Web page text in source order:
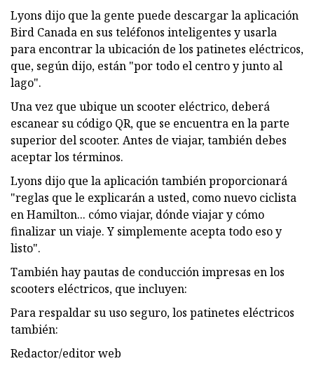
Lyons dijo que la gente puede descargar la aplicación
Bird Canada en sus teléfonos inteligentes y usarla
para encontrar la ubicación de los patinetes eléctricos,
que, según dijo, están "por todo el centro y junto al
lago".
Una vez que ubique un scooter eléctrico, deberá
escanear su código QR, que se encuentra en la parte
superior del scooter. Antes de viajar, también debes
aceptar los términos.
Lyons dijo que la aplicación también proporcionará
"reglas que le explicarán a usted, como nuevo ciclista
en Hamilton... cómo viajar, dónde viajar y cómo
finalizar un viaje. Y simplemente acepta todo eso y
listo".
También hay pautas de conducción impresas en los
scooters eléctricos, que incluyen:
Para respaldar su uso seguro, los patinetes eléctricos
también:
Redactor/editor web